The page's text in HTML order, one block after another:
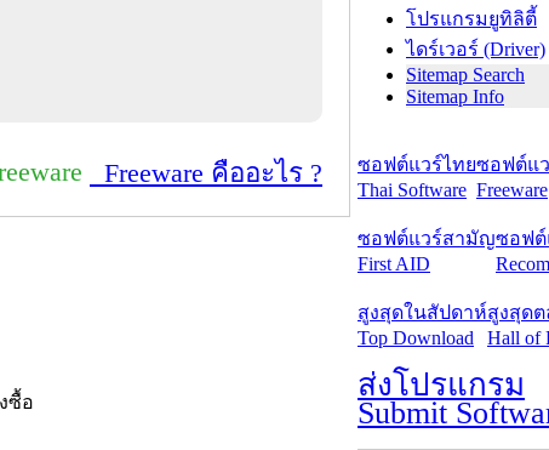
Freeware คืออะไร ?
ซื้อ
โปรแกรมยูทิลิตี้
ไดร์เวอร์ (Driver)
Sitemap Search
Sitemap Info
ซอฟต์แวร์ไทย
Thai Software
ซอฟต์แ
Freeware
ซอฟต์แวร์สามัญ
First AID
ซอฟต์
สูงสุดในสัปดาห์
Top Download
สูงสุด
Hall of
ส่งโปรแกรม
Submit